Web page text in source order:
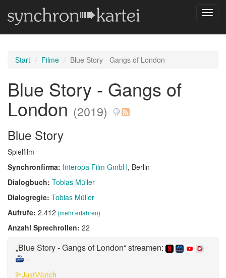
Start Filme Blue Story - Gangs of London
Blue Story - Gangs of
London (2019)
Blue Story
Spielfilm
Synchronfirma: Interopa Film GmbH, Berlin
Dialogbuch: Tobias Müller
Dialogregie: Tobias Müller
Aufrufe: 2.412 (mehr erfahren)
Anzahl Sprechrollen: 22
„Blue Story - Gangs of London“ streamen:
...